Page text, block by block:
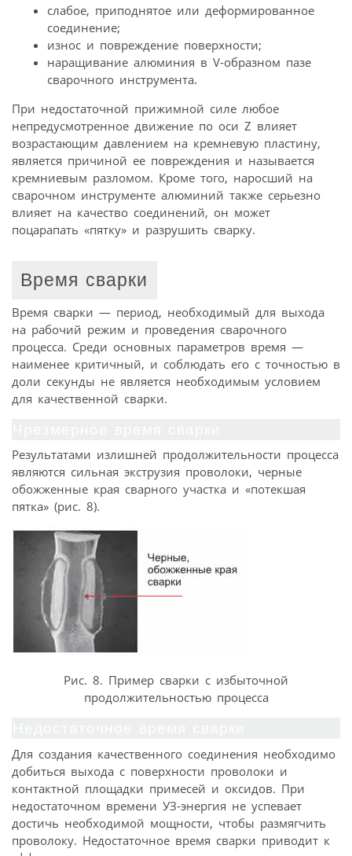
слабое, приподнятое или деформированное
соединение;
износ и повреждение поверхности;
наращивание алюминия в V-образном пазе
сварочного инструмента.
При недостаточной прижимной силе любое
непредусмотренное движение по оси Z влияет
возрастающим давлением на кремневую пластину,
является причиной ее повреждения и называется
кремниевым разломом. Кроме того, наросший на
сварочном инструменте алюминий также серьезно
влияет на качество соединений, он может
поцарапать «пятку» и разрушить сварку.
Время сварки
Время сварки — период, необходимый для выхода
на рабочий режим и проведения сварочного
процесса. Среди основных параметров время —
наименее критичный, и соблюдать его с точностью в
доли секунды не является необходимым условием
для качественной сварки.
Результатами излишней продолжительности процесса
являются сильная экструзия проволоки, черные
обожженные края сварного участка и «потекшая
пятка» (рис. 8).
Рис. 8. Пример сварки с избыточной
продолжительностью процесса
Для создания качественного соединения необходимо
добиться выхода с поверхности проволоки и
контактной площадки примесей и оксидов. При
недостаточном времени УЗ-энергия не успевает
достичь необходимой мощности, чтобы размягчить
проволоку. Недостаточное время сварки приводит к